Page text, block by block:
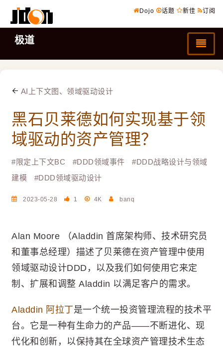
Dojo 话题 新佳 订阅
极道
AI上下文图、领域驱动设计
黑石贝莱德如何实现基于领
域驱动的资产管理？
#限定上下文BC #DDD领域事件 #DDD战略设计与领域
建模
#DDD领域驱动设计
2023-05-28 1 4K banq
Alan Moore （Aladdin 首席架构师、技术研究员
和董事总经理）描述了贝莱德在资产管理中使用
领域驱动设计DDD，以及我们如何使用它来定
制、扩展和调整 Aladdin 以满足客户的需求。
Aladdin 阿拉丁是一个统一投资管理流程的技术平
台。它是一种有生命力的产品——不断进化、现
代化和创新，以保持其在全球资产管理技术生态